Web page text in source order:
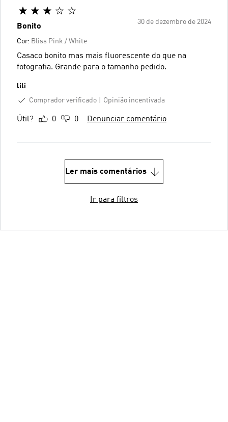
30 de dezembro de 2024
Bonito
Cor: Bliss Pink / White
Casaco bonito mas mais fluorescente do que na
fotografia. Grande para o tamanho pedido.
lili
Comprador verificado
Opinião incentivada
Útil? 0 0 Denunciar comentário
Ler mais comentários
Ir para filtros